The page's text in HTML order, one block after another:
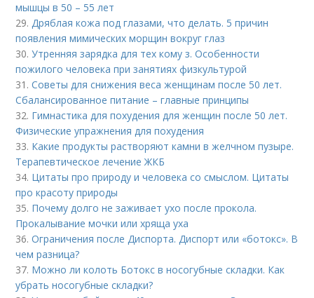
мышцы в 50 – 55 лет
29.Дряблая кожа под глазами, что делать. 5 причин
появления мимических морщин вокруг глаз
30.Утренняя зарядка для тех кому з. Особенности
пожилого человека при занятиях физкультурой
31.Советы для снижения веса женщинам после 50 лет.
Сбалансированное питание – главные принципы
32. Гимнастика для похудения для женщин после 50 лет.
Физические упражнения для похудения
33. Какие продукты растворяют камни в желчном пузыре.
Терапевтическое лечение ЖКБ
34. Цитаты про природу и человека со смыслом. Цитаты
про красоту природы
35. Почему долго не заживает ухо после прокола.
Прокалывание мочки или хряща уха
36.Ограничения после Диспорта. Диспорт или «ботокс». В
чем разница?
37. Можно ли колоть Ботокс в носогубные складки. Как
убрать носогубные складки?